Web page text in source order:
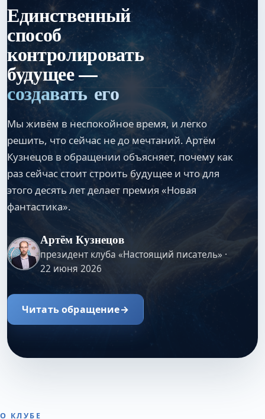
Единственный
способ
контролировать
будущее —
создавать его
Мы живём в неспокойное время, и легко
решить, что сейчас не до мечтаний. Артём
Кузнецов в обращении объясняет, почему как
раз сейчас стоит строить будущее и что для
этого десять лет делает премия «Новая
фантастика».
Артём Кузнецов
президент клуба «Настоящий писатель» ·
22 июня 2026
Читать обращение→
О КЛУБЕ